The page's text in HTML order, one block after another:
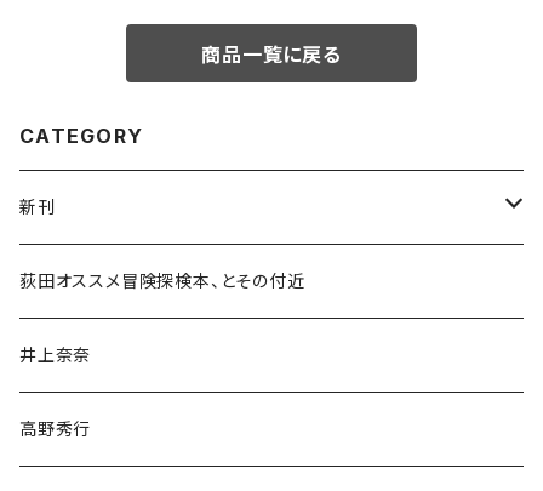
商品一覧に戻る
CATEGORY
新刊
和書
文学・小説・物語
随筆・ノンフィクション・その他
荻田オススメ冒険探検本、とその付近
井上奈奈
高野秀行